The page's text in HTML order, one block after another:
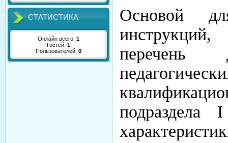
СТАТИСТИКА
Онлайн всего: 1
Гостей: 1
Пользователей: 0
Основой
перечень
подраздела